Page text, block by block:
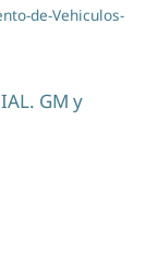
de-Vehiculos-
GM y